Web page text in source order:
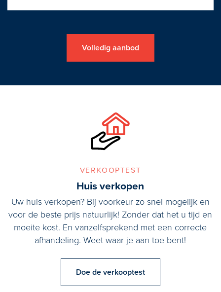
Volledig aanbod
verkooptest
Huis verkopen
Uw huis verkopen? Bij voorkeur zo snel mogelijk en
voor de beste prijs natuurlijk! Zonder dat het u tijd en
moeite kost. En vanzelfsprekend met een correcte
afhandeling. Weet waar je aan toe bent!
Doe de verkooptest